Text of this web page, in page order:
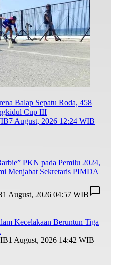
Balap Sepatu Roda, 458
Cup III
7 August, 2026 12:24 WIB
PKN pada Pemilu 2024,
Menjabat Sekretaris PIMDA
1 August, 2026 04:57 WIB
Kecelakaan Beruntun Tiga
1 August, 2026 14:42 WIB